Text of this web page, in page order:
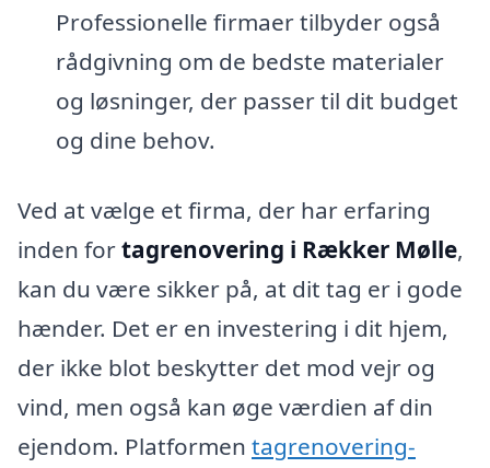
Professionelle firmaer tilbyder også
rådgivning om de bedste materialer
og løsninger, der passer til dit budget
og dine behov.
Ved at vælge et firma, der har erfaring
inden fortagrenovering i Rækker Mølle,
kan du være sikker på, at dit tag er i gode
hænder. Det er en investering i dit hjem,
der ikke blot beskytter det mod vejr og
vind, men også kan øge værdien af din
ejendom. Platformen tagrenovering-